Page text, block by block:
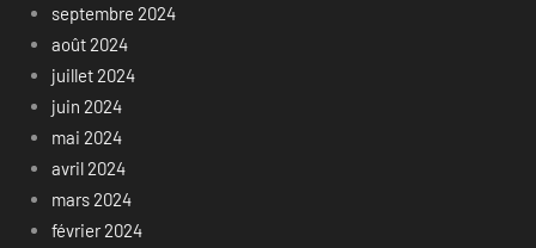
septembre 2024
août 2024
juillet 2024
juin 2024
mai 2024
avril 2024
mars 2024
février 2024